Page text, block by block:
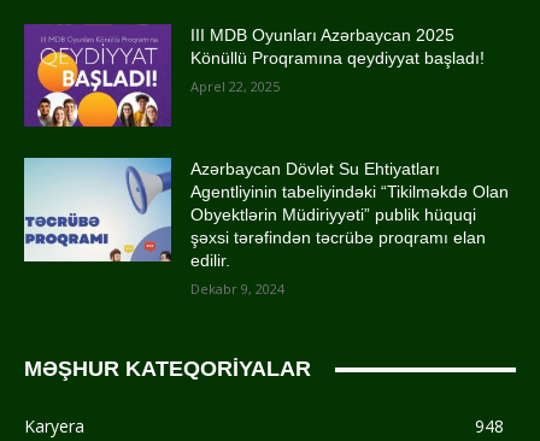
III MDB Oyunları Azərbaycan 2025
Könüllü Proqramına qeydiyyat başladı!
Aprel 22, 2025
Azərbaycan Dövlət Su Ehtiyatları
Agentliyinin tabeliyindəki “Tikilməkdə Olan
Obyektlərin Müdiriyyəti” publik hüquqi
şəxsi tərəfindən təcrübə proqramı elan
edilir.
Dekabr 9, 2024
MƏŞHUR KATEQORİYALAR
Karyera
948